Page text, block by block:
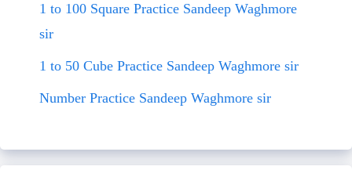
1 to 100 Square Practice Sandeep Waghmore
sir
1 to 50 Cube Practice Sandeep Waghmore sir
Number Practice Sandeep Waghmore sir